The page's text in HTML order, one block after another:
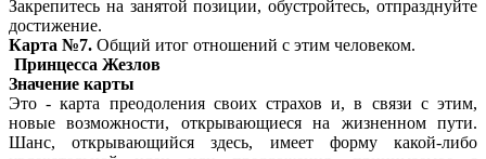
Закрепитесь на занятой позиции, обустройтесь, отпразднуйте
достижение.
Карта №7. Общий итог отношений с этим человеком.
Принцесса Жезлов
Значение карты
Это - карта преодоления своих страхов и, в связи с этим,
новые возможности, открывающиеся на жизненном пути.
Шанс, открывающийся здесь, имеет форму какой-либо